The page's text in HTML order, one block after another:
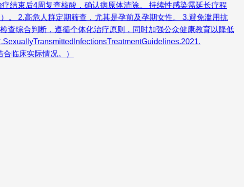
结束后4周复查核酸，确认病原体清除。 持续性感染需延长疗程
。 2.高危人群定期筛查，尤其是孕前及孕期女性。 3.避免滥用抗
查综合判断，遵循个体化治疗原则，同时加强公众健康教育以降低
临床实际情况。）